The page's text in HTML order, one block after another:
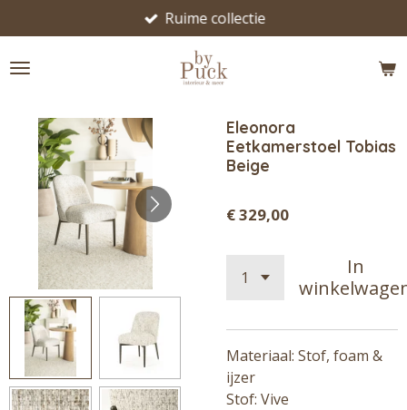
direct
naar
Ruime collectie
Eleonora
Eetkamerstoel Tobias
Beige
€ 329,00
In
Materiaal: Stof, foam &
ijzer
Stof: Vive